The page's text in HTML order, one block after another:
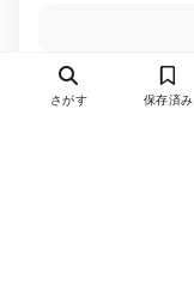
さがす 保存済み